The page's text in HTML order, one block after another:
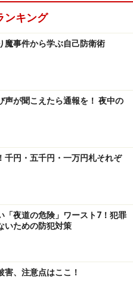
して乱れてもいない。し
、コンパクトで化粧を直
が2組ほど待っていた。さ
〇山さんが戻ってきた。
と言われましたよ。さっ
のかなあ」
ですものね」
たご祝儀袋を文箱に入れ
ンキング
魔事件から学ぶ自己防衛術
声が聞こえたら通報を！ 夜中の
千円・五千円・一万円札それぞ
「夜道の危険」ワースト7！犯罪
いための防犯対策
害、注意点はここ！